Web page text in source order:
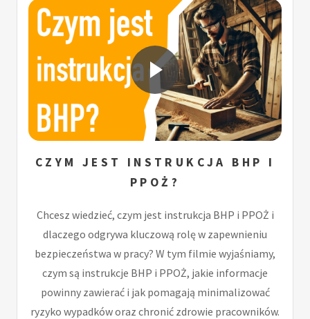
CZYM JEST INSTRUKCJA BHP I
PPOŻ?
Chcesz wiedzieć, czym jest instrukcja BHP i PPOŻ i
dlaczego odgrywa kluczową rolę w zapewnieniu
bezpieczeństwa w pracy? W tym filmie wyjaśniamy,
czym są instrukcje BHP i PPOŻ, jakie informacje
powinny zawierać i jak pomagają minimalizować
ryzyko wypadków oraz chronić zdrowie pracowników.